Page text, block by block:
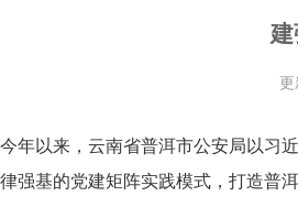
更
今年以来，云南省普洱市公安局以习
律强基的党建矩阵实践模式，打造普